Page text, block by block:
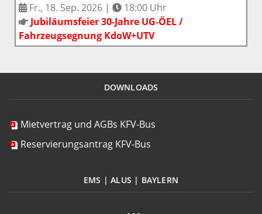
Fr., 18. Sep. 2026 | 18:00 Uhr
Jubiläumsfeier 30-Jahre UG-ÖEL /
Fahrzeugsegnung KdoW+UTV
DOWNLOADS
Mietvertrag und AGBs KFV-Bus
Reservierungsantrag KFV-Bus
EMS | ALUS | BAYLERN